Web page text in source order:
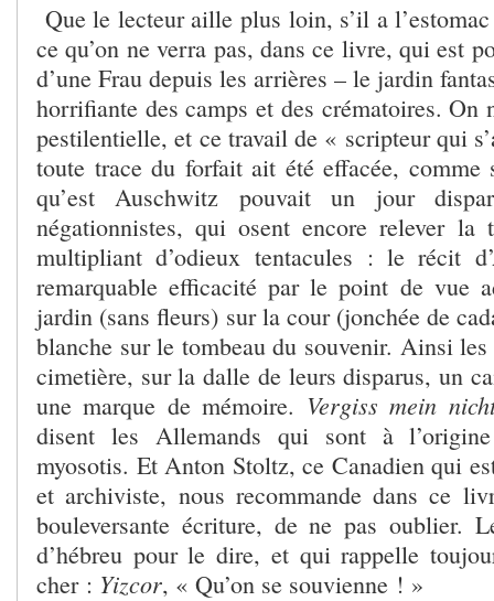
Que le lecteur aille plus loin, s’il a
ce qu’on ne verra pas, dans ce livre, qui est
d’une Frau depuis les arrières – le jardin
horrifiante des camps et des crématoires. On
pestilentielle, et ce travail de « scripteur qui
toute trace du forfait ait été effacée, comme
qu’est Auschwitz pouvait un jour
négationnistes, qui osent encore relever la
multipliant d’odieux tentacules : le récit
remarquable efficacité par le point de vue
jardin (sans fleurs) sur la cour (jonchée de
blanche sur le tombeau du souvenir. Ainsi
cimetière, sur la dalle de leurs disparus, un
une marque de mémoire. Vergiss mein
disent les Allemands qui sont à
myosotis. Et Anton Stoltz, ce Canadien qui
et archiviste, nous recommande dans ce
bouleversante écriture, de ne pas oublier.
d’hébreu pour le dire, et qui rappelle
cher : Yizcor, « Qu’on se souvienne ! »